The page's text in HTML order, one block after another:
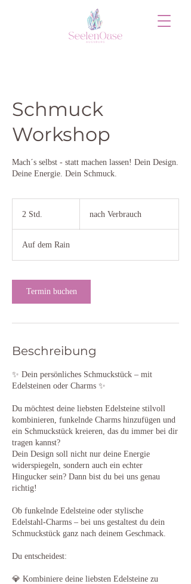
Schmuck
Workshop
Mach´s selbst - statt machen lassen! Dein Design.
Deine Energie. Dein Schmuck.
2 Std.
d
.
nach Verbrauch
Auf dem Rain
Termin buchen
Beschreibung
✨ Dein persönliches Schmuckstück – mit
Edelsteinen oder Charms ✨
Du möchtest deine liebsten Edelsteine stilvoll
kombinieren, funkelnde Charms hinzufügen und
ein Schmuckstück kreieren, das du immer bei dir
tragen kannst?
Dein Design soll nicht nur deine Energie
widerspiegeln, sondern auch ein echter
Hingucker sein? Dann bist du bei uns genau
richtig!
Ob funkelnde Edelsteine oder stylische
Edelstahl-Charms – bei uns gestaltest du dein
Schmuckstück ganz nach deinem Geschmack.
Du entscheidest:
💎 Kombiniere deine liebsten Edelsteine zu